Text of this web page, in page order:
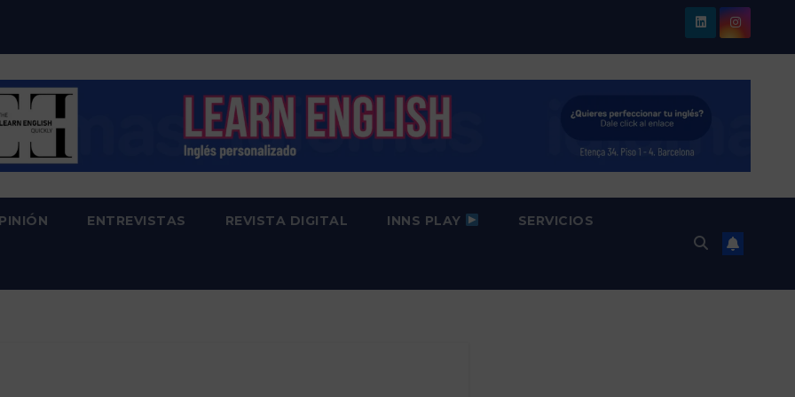
ENTREVISTAS REVISTA DIGITAL INNS PLAY SERVICIOS